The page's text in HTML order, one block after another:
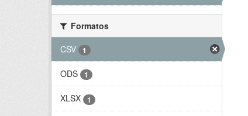
Formatos
CSV
1
ODS 1
XLSX 1